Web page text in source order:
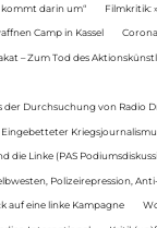
kommt darin um“ Filmkritik:
Camp in Kassel
– Zum Tod des
der Durchsuchung von Radio
Eingebetteter
die Linke (PAS
Polizeirepression,
auf eine linke Kampagne